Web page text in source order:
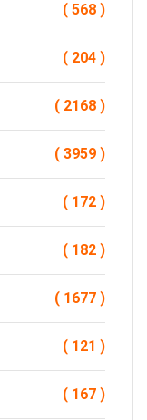
( 568 )
( 204 )
( 2168 )
( 3959 )
( 172 )
( 182 )
( 1677 )
( 121 )
( 167 )